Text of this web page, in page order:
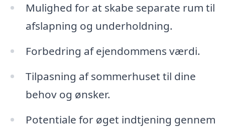
Mulighed for at skabe separate rum til
afslapning og underholdning.
Forbedring af ejendommens værdi.
Tilpasning af sommerhuset til dine
behov og ønsker.
Potentiale for øget indtjening gennem